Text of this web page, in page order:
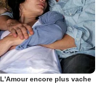
L'Amour encore plus vache